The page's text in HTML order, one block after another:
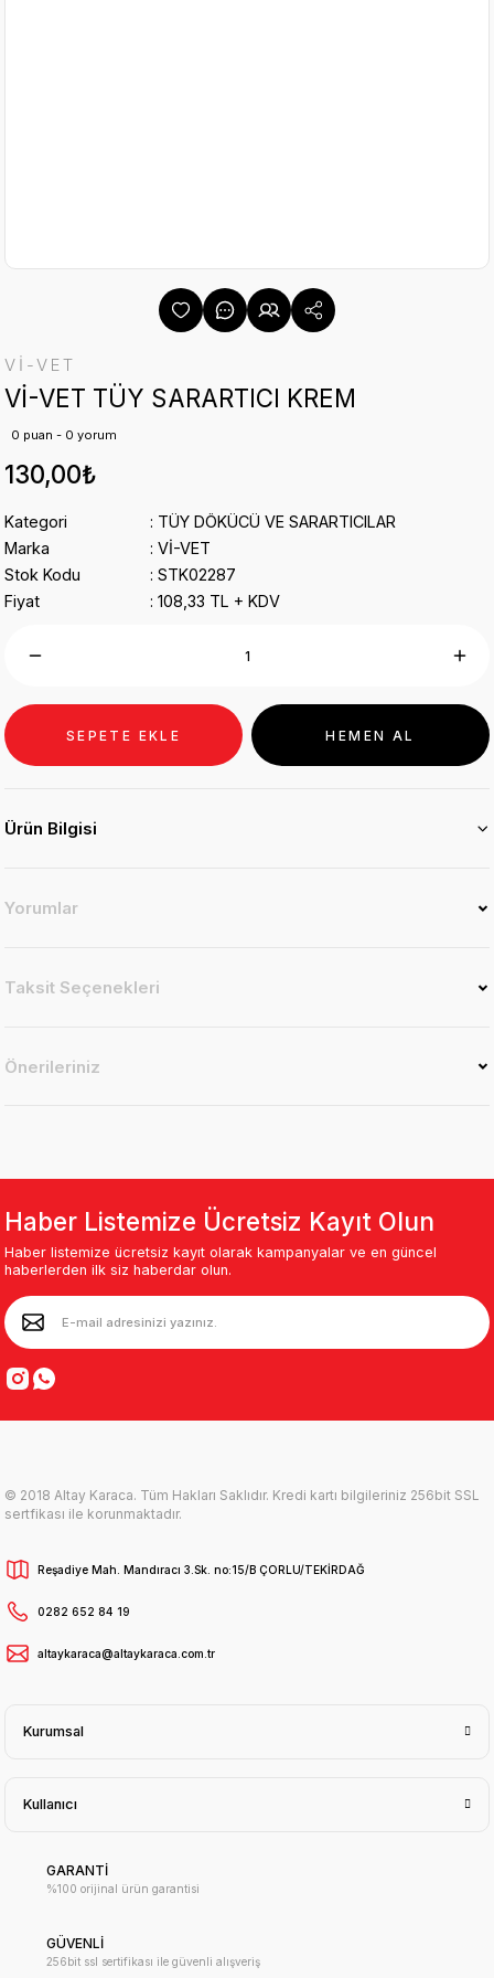
Vİ-VET
Vİ-VET TÜY SARARTICI KREM
0 puan - 0 yorum
130,00₺
Kategori
TÜY DÖKÜCÜ VE SARARTICILAR
Marka
Vİ-VET
Stok Kodu
STK02287
Fiyat
108,33 TL + KDV
SEPETE EKLE HEMEN AL
Ürün Bilgisi
Yorumlar
Taksit Seçenekleri
Önerileriniz
Haber Listemize Ücretsiz Kayıt Olun
Haber listemize ücretsiz kayıt olarak kampanyalar ve en güncel
haberlerden ilk siz haberdar olun.
© 2018 Altay Karaca. Tüm Hakları Saklıdır. Kredi kartı bilgileriniz 256bit SSL
sertfikası ile korunmaktadır.
Reşadiye Mah. Mandıracı 3.Sk. no:15/B ÇORLU/TEKİRDAĞ
0282 652 84 19
altaykaraca@altaykaraca.com.tr
Kurumsal
Kullanıcı
GARANTİ
%100 orijinal ürün garantisi
GÜVENLİ
256bit ssl sertifikası ile güvenli alışveriş